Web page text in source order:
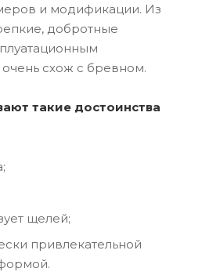
и модификации. Из
добротные
схож с бревном.
такие достоинства
щелей;
привлекательной